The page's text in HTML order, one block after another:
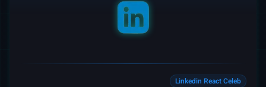
Linkedin React Celeb